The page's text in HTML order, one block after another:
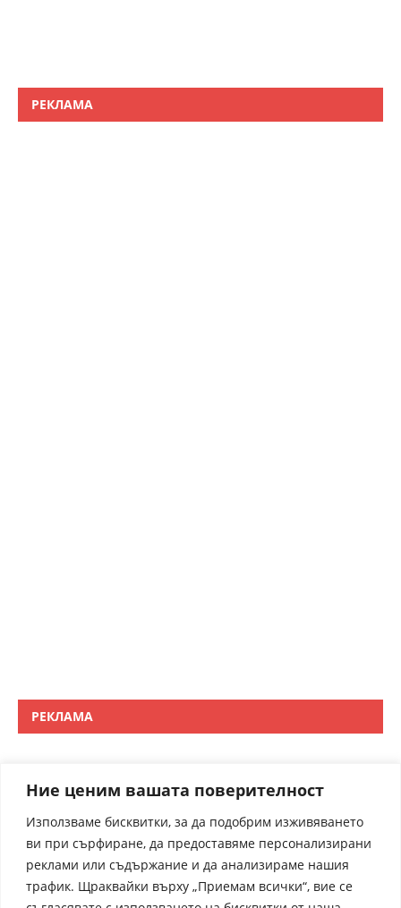
Ние ценим вашата поверителност
Използваме бисквитки, за да подобрим изживяването
ви при сърфиране, да предоставяме персонализирани
реклами или съдържание и да анализираме нашия
трафик. Щраквайки върху „Приемам всички“, вие се
РЕКЛАМА
РЕКЛАМА